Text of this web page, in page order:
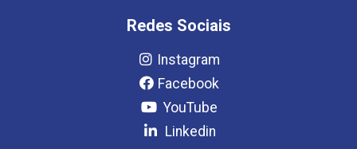
Redes Sociais
Instagram
Facebook
YouTube
Linkedin